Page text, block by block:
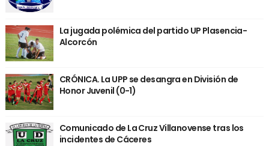
La jugada polémica del partido UP Plasencia-
Alcorcón
CRÓNICA. La UPP se desangra en División de
Honor Juvenil (0-1)
Comunicado de La Cruz Villanovense tras los
incidentes de Cáceres